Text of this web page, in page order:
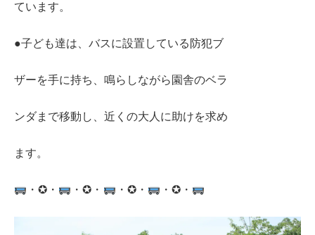
ています。
●子ども達は、バスに設置している防犯ブ
ザーを手に持ち、鳴らしながら園舎のベラ
ンダまで移動し、近くの大人に助けを求め
ます。
・✪・ ・✪・ ・✪・ ・✪・